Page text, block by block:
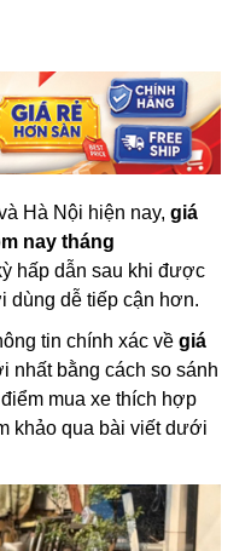
Hà Nội hiện nay, giá
nay tháng
hấp dẫn sau khi được
dùng dễ tiếp cận hơn.
tin chính xác về giá
nhất bằng cách so sánh
mua xe thích hợp
khảo qua bài viết dưới